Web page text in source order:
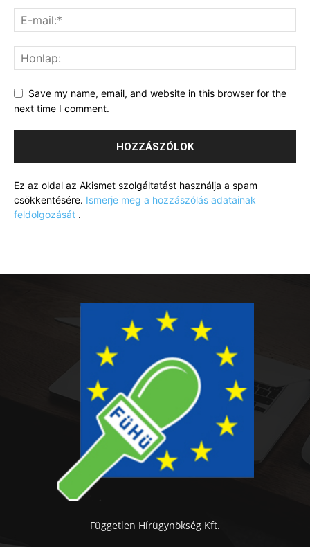
Save my name, email, and website in this browser for the
next time I comment.
Ez az oldal az Akismet szolgáltatást használja a spam
csökkentésére. Ismerje meg a hozzászólás adatainak
feldolgozását .
Független Hírügynökség Kft.